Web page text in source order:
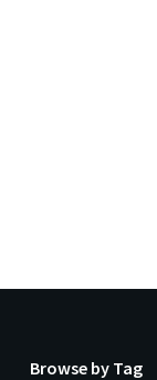
Browse by Tag